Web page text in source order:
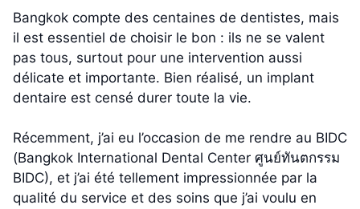
Bangkok compte des centaines de dentistes, mais
il est essentiel de choisir le bon : ils ne se valent
pas tous, surtout pour une intervention aussi
délicate et importante. Bien réalisé, un implant
dentaire est censé durer toute la vie.
Récemment, j’ai eu l’occasion de me rendre au BIDC
(Bangkok International Dental Center ศูนย์ทันตกรรม
BIDC), et j’ai été tellement impressionnée par la
qualité du service et des soins que j’ai voulu en